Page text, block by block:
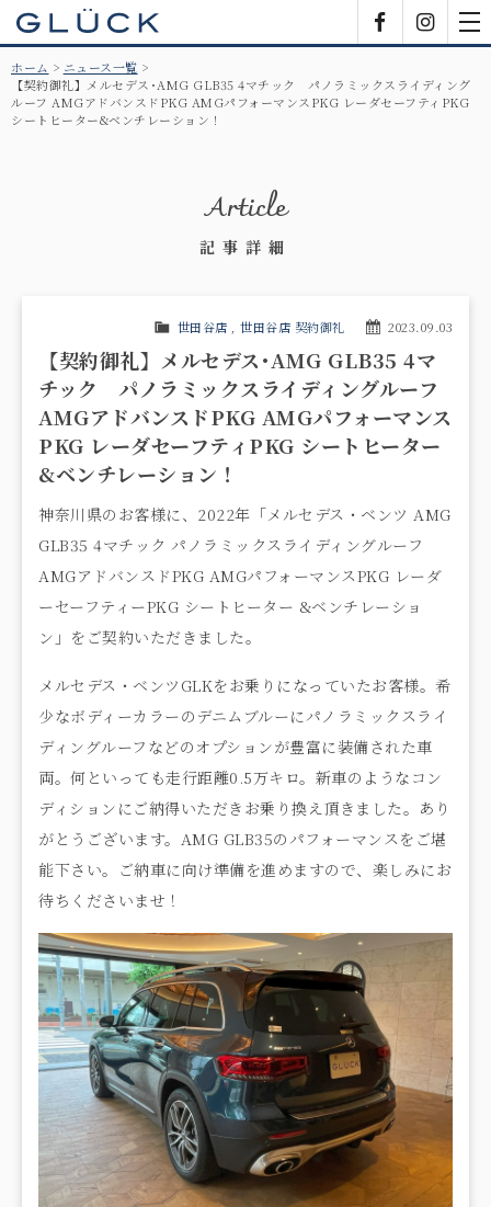
ホーム
ニュース一覧
【契約御礼】メルセデス･AMG GLB35 4マチック パノラミックスライディング
ルーフ AMGアドバンスドPKG AMGパフォーマンスPKG レーダセーフティPKG
シートヒーター&ベンチレーション！
Article
記事詳細
2023.09.03
世田谷店 世田谷店 契約御礼
【契約御礼】メルセデス･AMG GLB35 4マ
チック パノラミックスライディングルーフ
AMGアドバンスドPKG AMGパフォーマンス
PKG レーダセーフティPKG シートヒーター
&ベンチレーション！
神奈川県のお客様に、2022年「メルセデス・ベンツ AMG
GLB35 4マチック パノラミックスライディングルーフ
AMGアドバンスドPKG AMGパフォーマンスPKG レーダ
ーセーフティーPKG シートヒーター &ベンチレーショ
ン」をご契約いただきました。
メルセデス・ベンツGLKをお乗りになっていたお客様。希
少なボディーカラーのデニムブルーにパノラミックスライ
ディングルーフなどのオプションが豊富に装備された車
両。何といっても走行距離0.5万キロ。新車のようなコン
ディションにご納得いただきお乗り換え頂きました。あり
がとうございます。AMG GLB35のパフォーマンスをご堪
能下さい。ご納車に向け準備を進めますので、楽しみにお
待ちくださいませ！